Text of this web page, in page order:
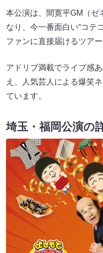
本公演は、間寛平GM（ゼ
なり、今一番面白い“コテ
ファンに直接届けるツアー
アドリブ満載でライブ感
え、人気芸人による爆笑
ています。
埼玉・福岡公演の